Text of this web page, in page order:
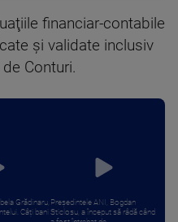
financiar-contabile
şi validate inclusiv
Conturi.
Grădinaru,
Câți bani
Președintele ANI, Bogdan
Sticlosu, a început să râdă când